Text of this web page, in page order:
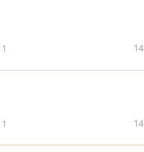
1
1